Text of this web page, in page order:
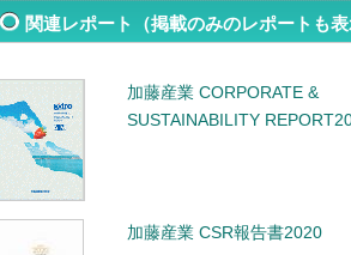
関連レポート（掲載のみのレポートも表
加藤産業 CORPORATE &
SUSTAINABILITY
加藤産業 CSR報告書2020